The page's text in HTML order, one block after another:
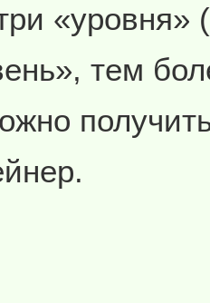
«уровня»
тем